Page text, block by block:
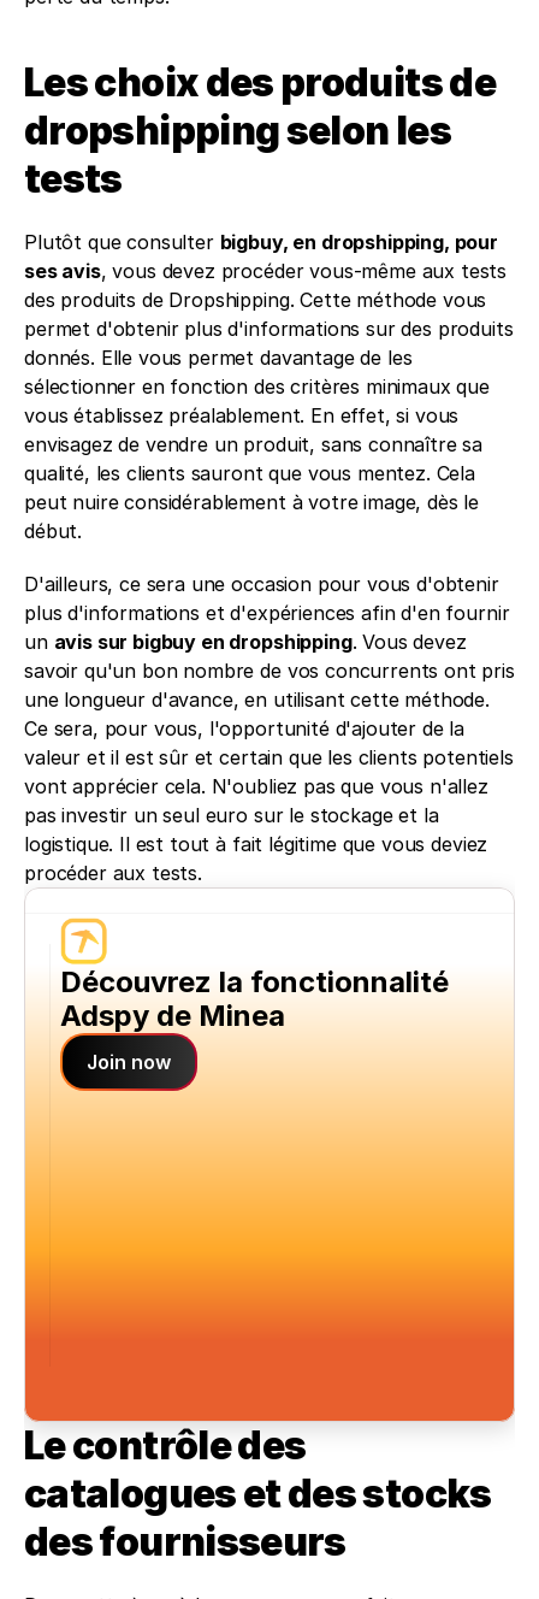
Les choix des produits de
dropshipping selon les
tests
Plutôt que consulter bigbuy, en dropshipping, pour
ses avis, vous devez procéder vous-même aux tests
des produits de Dropshipping. Cette méthode vous
permet d'obtenir plus d'informations sur des produits
donnés. Elle vous permet davantage de les
sélectionner en fonction des critères minimaux que
vous établissez préalablement. En effet, si vous
envisagez de vendre un produit, sans connaître sa
qualité, les clients sauront que vous mentez. Cela
peut nuire considérablement à votre image, dès le
début.
D'ailleurs, ce sera une occasion pour vous d'obtenir
plus d'informations et d'expériences afin d'en fournir
un avis sur bigbuy en dropshipping. Vous devez
savoir qu'un bon nombre de vos concurrents ont pris
une longueur d'avance, en utilisant cette méthode.
Ce sera, pour vous, l'opportunité d'ajouter de la
valeur et il est sûr et certain que les clients potentiels
vont apprécier cela. N'oubliez pas que vous n'allez
pas investir un seul euro sur le stockage et la
logistique. Il est tout à fait légitime que vous deviez
procéder aux tests.
Découvrez la fonctionnalité
Adspy de Minea
Join now
Le contrôle des
catalogues et des stocks
des fournisseurs